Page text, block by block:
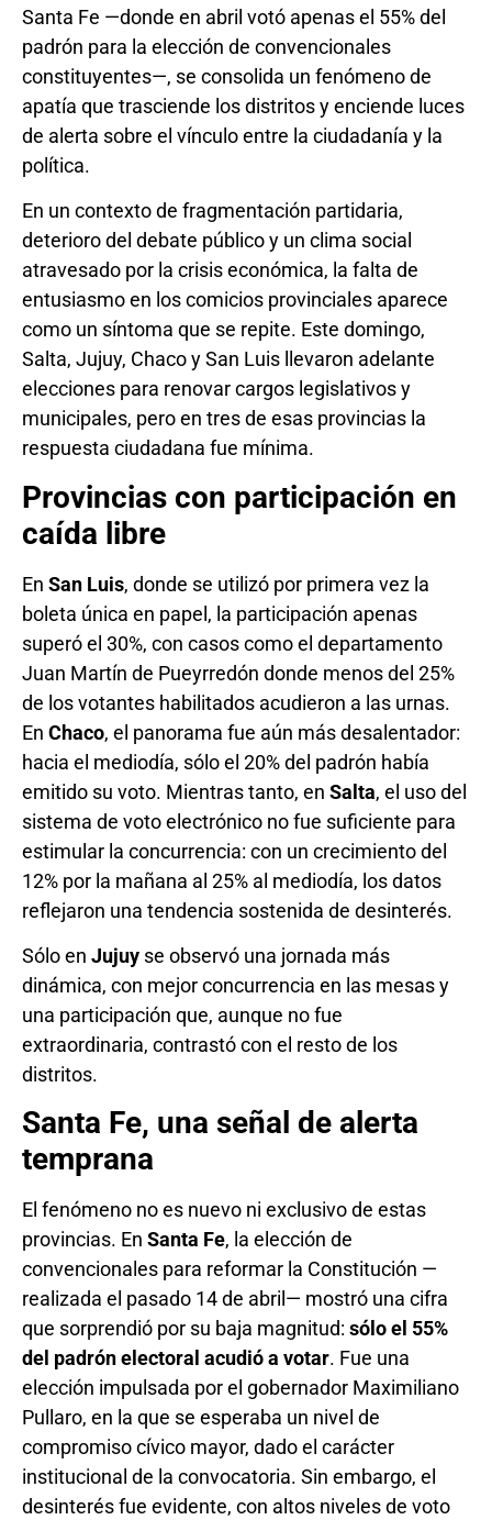
Santa Fe —donde en abril votó apenas el 55% del
padrón para la elección de convencionales
constituyentes—, se consolida un fenómeno de
apatía que trasciende los distritos y enciende luces
de alerta sobre el vínculo entre la ciudadanía y la
política.
En un contexto de fragmentación partidaria,
deterioro del debate público y un clima social
atravesado por la crisis económica, la falta de
entusiasmo en los comicios provinciales aparece
como un síntoma que se repite. Este domingo,
Salta, Jujuy, Chaco y San Luis llevaron adelante
elecciones para renovar cargos legislativos y
municipales, pero en tres de esas provincias la
respuesta ciudadana fue mínima.
Provincias con participación en
caída libre
En San Luis, donde se utilizó por primera vez la
boleta única en papel, la participación apenas
superó el 30%, con casos como el departamento
Juan Martín de Pueyrredón donde menos del 25%
de los votantes habilitados acudieron a las urnas.
En Chaco, el panorama fue aún más desalentador:
hacia el mediodía, sólo el 20% del padrón había
emitido su voto. Mientras tanto, en Salta, el uso del
sistema de voto electrónico no fue suficiente para
estimular la concurrencia: con un crecimiento del
12% por la mañana al 25% al mediodía, los datos
reflejaron una tendencia sostenida de desinterés.
Sólo en Jujuy se observó una jornada más
dinámica, con mejor concurrencia en las mesas y
una participación que, aunque no fue
extraordinaria, contrastó con el resto de los
distritos.
Santa Fe, una señal de alerta
temprana
El fenómeno no es nuevo ni exclusivo de estas
provincias. En Santa Fe, la elección de
convencionales para reformar la Constitución —
realizada el pasado 14 de abril— mostró una cifra
que sorprendió por su baja magnitud: sólo el 55%
del padrón electoral acudió a votar. Fue una
elección impulsada por el gobernador Maximiliano
Pullaro, en la que se esperaba un nivel de
compromiso cívico mayor, dado el carácter
institucional de la convocatoria. Sin embargo, el
desinterés fue evidente, con altos niveles de voto